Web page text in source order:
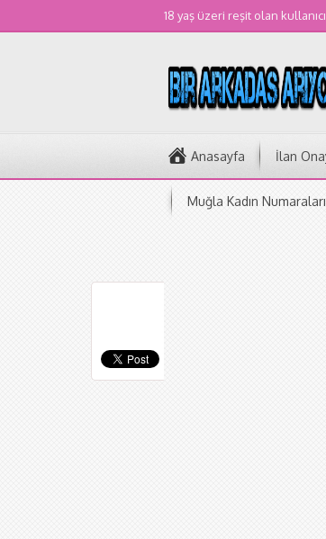
18 yaş üzeri reşit olan
Anasayfa İlan
Muğla Kadın Numaraları